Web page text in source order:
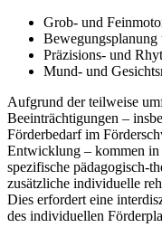
Grob- und
Bewegungsplanung
Präzisions- und
Mund- und
Aufgrund der teilweise
Beeinträchtigungen –
Förderbedarf im
Entwicklung – kommen
spezifische pädagogisch-
zusätzliche individuelle
Dies erfordert eine
des individuellen